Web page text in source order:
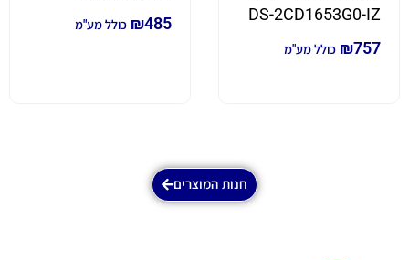
DS-2CD1653G0-IZ
₪757 כולל מע"מ
₪485 כולל מע"מ
חנות המוצרים